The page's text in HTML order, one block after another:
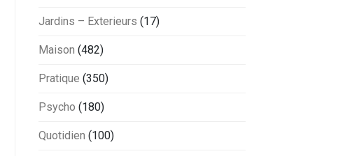
Jardins – Exterieurs (17)
Maison (482)
Pratique (350)
Psycho (180)
Quotidien (100)